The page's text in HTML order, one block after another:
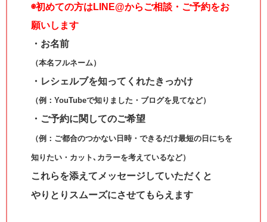
◉初めての方はLINE@からご相談・ご予約をお
願いします
・お名前
（本名フルネーム）
・レシェルブを知ってくれたきっかけ
（例：YouTubeで知りました・ブログを見てなど）
・ご予約に関してのご希望
（例：ご都合のつかない日時・できるだけ最短の日にちを
知りたい・カット､カラーを考えているなど）
これらを添えてメッセージしていただくと
やりとりスムーズにさせてもらえます